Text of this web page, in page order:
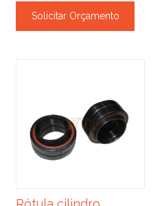
Solicitar Orçamento